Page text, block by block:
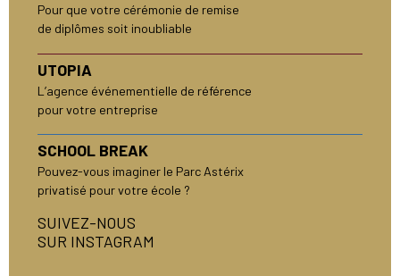
Pour que votre cérémonie de remise
de diplômes soit inoubliable
UTOPIA
L’agence événementielle de référence
pour votre entreprise
SCHOOL BREAK
Pouvez-vous imaginer le Parc Astérix
privatisé pour votre école ?
SUIVEZ-NOUS
SUR INSTAGRAM